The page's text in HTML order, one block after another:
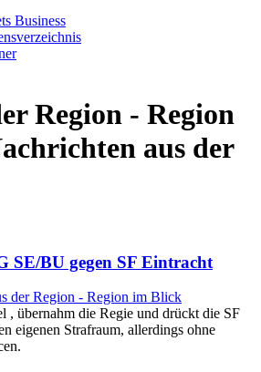
Business
Region - Region
aus der
SE/BU gegen SF Eintracht
der Region - Region im Blick
, übernahm die Regie und drückt die SF
eigenen Strafraum, allerdings ohne